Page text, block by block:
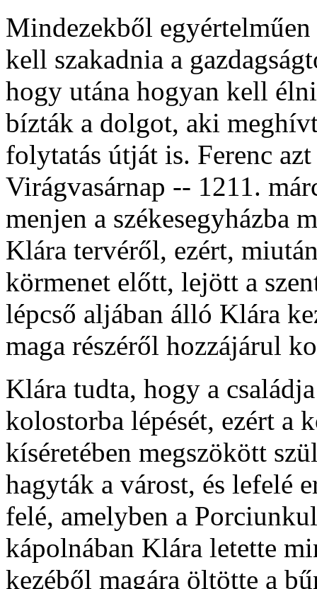
Mindezekből
kell szakadnia a
hogy utána hogyan kell
bízták a dolgot, aki
folytatás útját is. Ferenc
Virágvasárnap -- 1211.
menjen a székesegyházba
Klára tervéről, ezért,
körmenet előtt, lejött a
lépcső aljában álló Klára
maga részéről hozzájárul
Klára tudta, hogy a
kolostorba lépését, ezért a
kíséretében megszökött
hagyták a várost, és lefelé
felé, amelyben a
kápolnában Klára letette
kezéből magára öltötte a